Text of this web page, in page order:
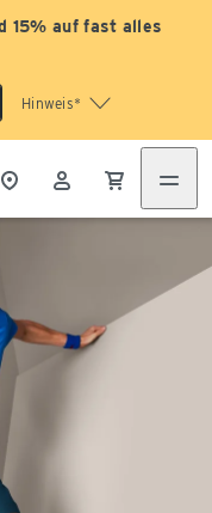
15% auf fast alles
Hinweis*